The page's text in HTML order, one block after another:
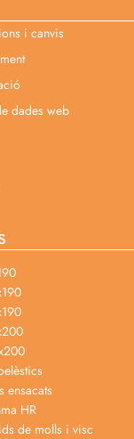
i canvis
dades web
ensacats
HR
de molls i visc